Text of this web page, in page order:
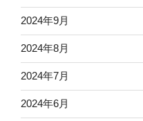
2024年9月
2024年8月
2024年7月
2024年6月